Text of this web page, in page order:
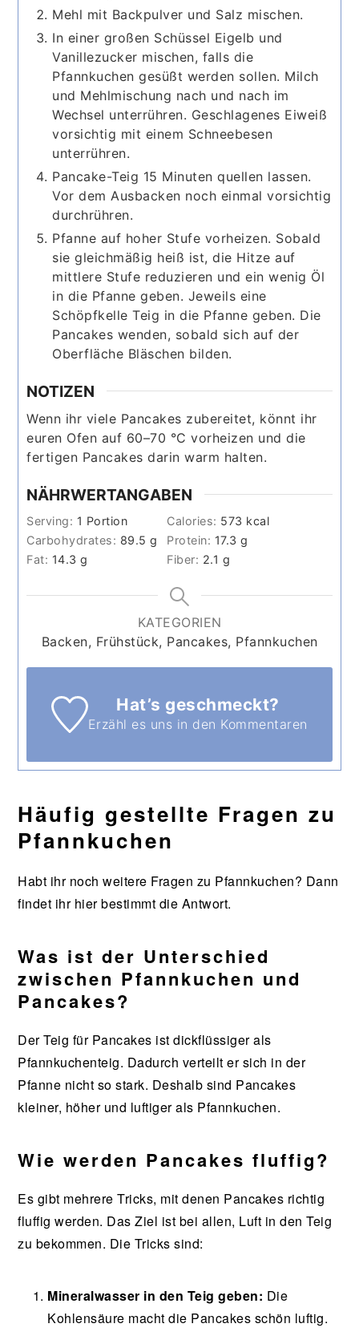
Mehl mit Backpulver und Salz mischen.
In einer großen Schüssel Eigelb und
Vanillezucker mischen, falls die
Pfannkuchen gesüßt werden sollen. Milch
und Mehlmischung nach und nach im
Wechsel unterrühren. Geschlagenes Eiweiß
vorsichtig mit einem Schneebesen
unterrühren.
Pancake-Teig 15 Minuten quellen lassen.
Vor dem Ausbacken noch einmal vorsichtig
durchrühren.
Pfanne auf hoher Stufe vorheizen. Sobald
sie gleichmäßig heiß ist, die Hitze auf
mittlere Stufe reduzieren und ein wenig Öl
in die Pfanne geben. Jeweils eine
Schöpfkelle Teig in die Pfanne geben. Die
Pancakes wenden, sobald sich auf der
Oberfläche Bläschen bilden.
NOTIZEN
Wenn ihr viele Pancakes zubereitet, könnt ihr
euren Ofen auf 60–70 °C vorheizen und die
fertigen Pancakes darin warm halten.
NÄHRWERTANGABEN
Serving: 1 Portion Calories: 573 kcal
Carbohydrates: 89.5 g Protein: 17.3 g
Fat: 14.3 g Fiber: 2.1 g
KATEGORIEN
Backen, Frühstück, Pancakes, Pfannkuchen
Hat’s geschmeckt?
Erzähl es uns in den Kommentaren
Häufig gestellte Fragen zu
Pfannkuchen
Habt ihr noch weitere Fragen zu Pfannkuchen? Dann
findet ihr hier bestimmt die Antwort.
Was ist der Unterschied
zwischen Pfannkuchen und
Pancakes?
Der Teig für Pancakes ist dickflüssiger als
Pfannkuchenteig. Dadurch verteilt er sich in der
Pfanne nicht so stark. Deshalb sind Pancakes
kleiner, höher und luftiger als Pfannkuchen.
Wie werden Pancakes fluffig?
Es gibt mehrere Tricks, mit denen Pancakes richtig
fluffig werden. Das Ziel ist bei allen, Luft in den Teig
zu bekommen. Die Tricks sind:
Mineralwasser in den Teig geben: Die
Kohlensäure macht die Pancakes schön luftig.